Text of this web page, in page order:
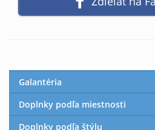
Galantéria
Doplnky podľa miestnosti
Doplnky podľa štýlu